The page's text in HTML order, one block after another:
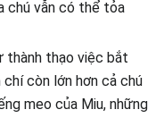
chú vẫn có thể tỏa
thành thạo việc bắt
còn lớn hơn cả chú
meo của Miu, những